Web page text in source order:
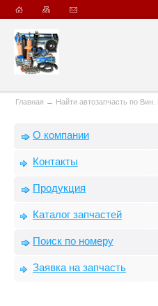
Главная → Найти автозапчасть по
О компании
Контакты
Продукция
Каталог запчастей
Поиск по номеру
Заявка на запчасть